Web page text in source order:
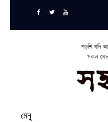
পড়শি যদি
সকল
মেনু